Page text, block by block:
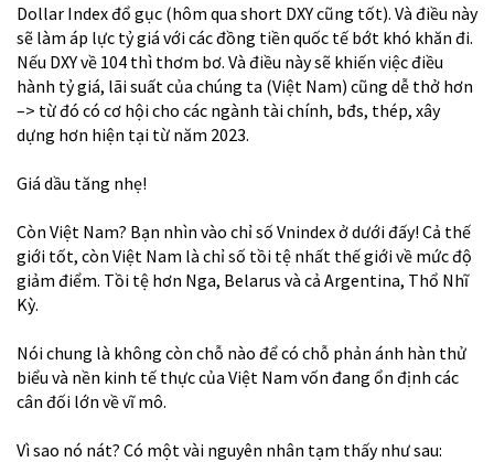
Dollar Index đổ gục (hôm qua short DXY cũng tốt). Và điều này
sẽ làm áp lực tỷ giá với các đồng tiền quốc tế bớt khó khăn đi.
Nếu DXY về 104 thì thơm bơ. Và điều này sẽ khiến việc điều
hành tỷ giá, lãi suất của chúng ta (Việt Nam) cũng dễ thở hơn
–> từ đó có cơ hội cho các ngành tài chính, bđs, thép, xây
dựng hơn hiện tại từ năm 2023.
Giá dầu tăng nhẹ!
Còn Việt Nam? Bạn nhìn vào chỉ số Vnindex ở dưới đấy! Cả thế
giới tốt, còn Việt Nam là chỉ số tồi tệ nhất thế giới về mức độ
giảm điểm. Tồi tệ hơn Nga, Belarus và cả Argentina, Thổ Nhĩ
Kỳ.
Nói chung là không còn chỗ nào để có chỗ phản ánh hàn thử
biểu và nền kinh tế thực của Việt Nam vốn đang ổn định các
cân đối lớn về vĩ mô.
Vì sao nó nát? Có một vài nguyên nhân tạm thấy như sau: